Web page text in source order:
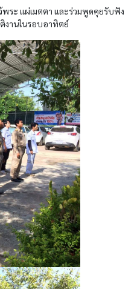
พระ แผ่เมตตา และร่วมพูดคุยรับฟัง
งานในรอบอาทิตย์